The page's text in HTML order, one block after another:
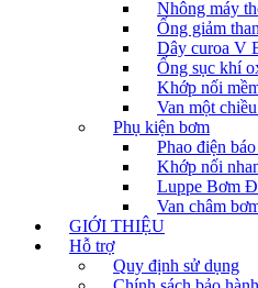
Nhông máy
Ống giảm
Dây curoa V
Ống sục khí
Khớp nối
Van một
Phụ kiện bơm
Phao điện
Khớp nối
Luppe Bơm
Van châm
GIỚI THIỆU
Hỗ trợ
Quy định sử dụng